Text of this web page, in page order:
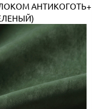
АНТИКОГОТЬ+